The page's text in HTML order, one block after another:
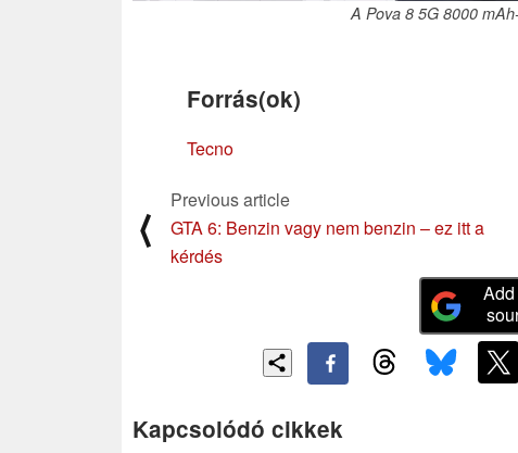
A Pova 8 5G 8000
Forrás(ok)
Tecno
⟨
Previous article
GTA 6: Benzin vagy nem benzin – ez itt a
kérdés
Kapcsolódó cikkek